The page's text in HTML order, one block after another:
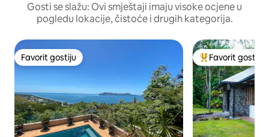
Gosti se slažu: Ovi smještaji imaju visoke ocjene u
pogledu lokacije, čistoće i drugih kategorija.
Favorit gostiju
Favorit gostiju Glavni favorit
Favorit gostiju